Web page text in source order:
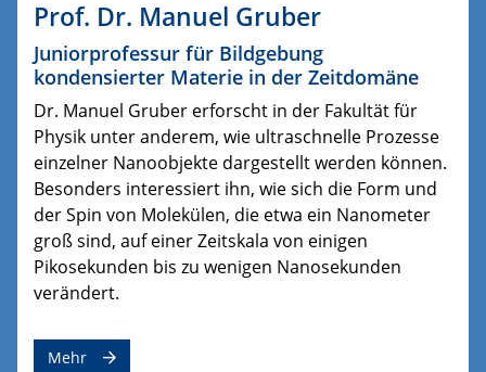
Prof. Dr. Manuel Gruber
Juniorprofessur für Bildgebung
kondensierter Materie in der Zeitdomäne
Dr. Manuel Gruber erforscht in der Fakultät für
Physik unter anderem, wie ultraschnelle Prozesse
einzelner Nanoobjekte dargestellt werden können.
Besonders interessiert ihn, wie sich die Form und
der Spin von Molekülen, die etwa ein Nanometer
groß sind, auf einer Zeitskala von einigen
Pikosekunden bis zu wenigen Nanosekunden
verändert.
Mehr